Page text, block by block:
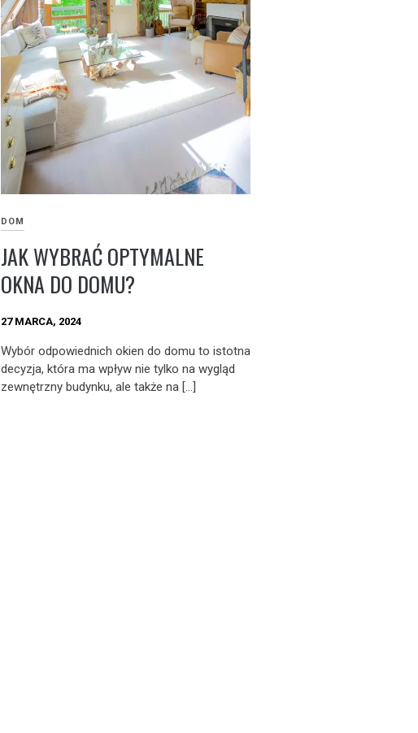
DOM
JAK WYBRAĆ OPTYMALNE
OKNA DO DOMU?
27 MARCA, 2024
Wybór odpowiednich okien do domu to istotna
decyzja, która ma wpływ nie tylko na wygląd
zewnętrzny budynku, ale także na […]